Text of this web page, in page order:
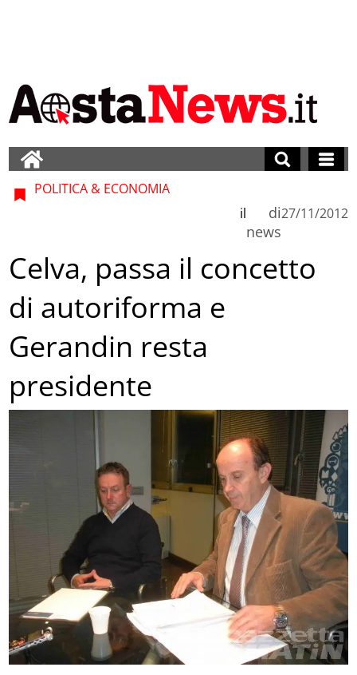
POLITICA & ECONOMIA
di
news
il 27/11/2012
Celva, passa il concetto
di autoriforma e
Gerandin resta
presidente